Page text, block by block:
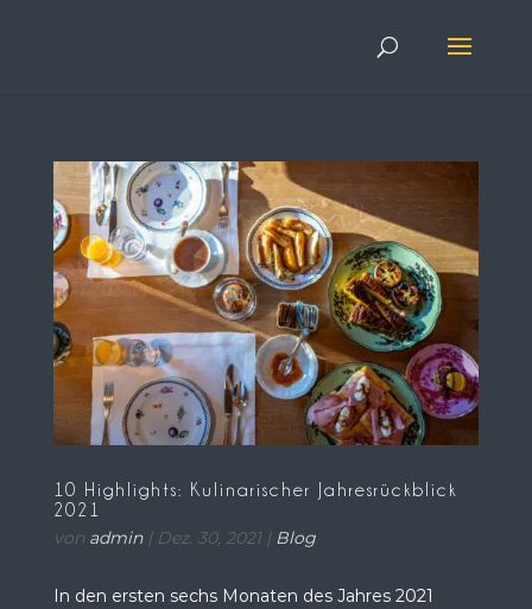
10 Highlights: Kulinarischer Jahresrückblick
2021
von admin| Dez. 30, 2021| Blog
In den ersten sechs Monaten des Jahres 2021